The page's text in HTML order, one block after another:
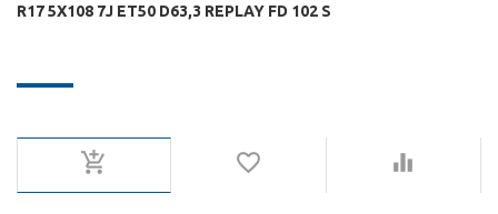
R17 5X108 7J ET50 D63,3 REPLAY FD 102 S